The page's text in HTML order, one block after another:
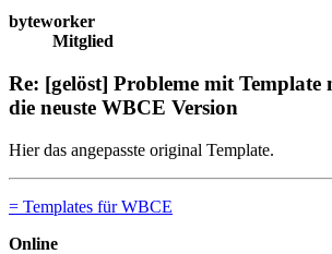
byteworker
Mitglied
Re: [gelöst] Probleme mit Template
die neuste WBCE Version
Hier das angepasste original Template.
= Templates für WBCE
Online